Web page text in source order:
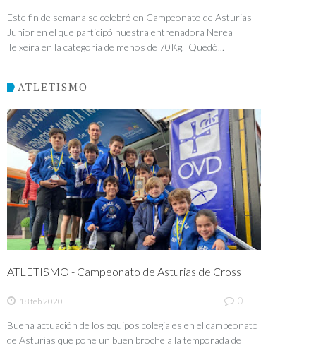
Este fin de semana se celebró en Campeonato de Asturias
Junior en el que participó nuestra entrenadora Nerea
Teixeira en la categoría de menos de 70Kg. Quedó...
ATLETISMO
ATLETISMO - Campeonato de Asturias de Cross
18 feb 2020 0
Buena actuación de los equipos colegiales en el campeonato
de Asturias que pone un buen broche a la temporada de